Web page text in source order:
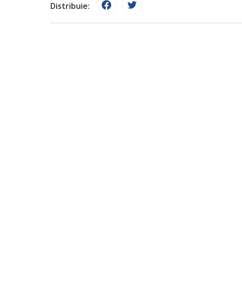
Distribuie: